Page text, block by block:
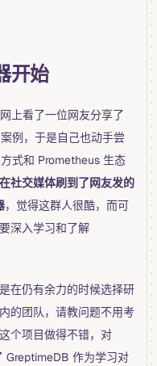
开始
上看了一位网友分享了
例，于是自己也动手尝
式和 Prometheus 生态
社交媒体刷到了网友发的
，觉得这群人很酷，而可
深入学习和了解
在仍有余力的时候选择研
的团队，请教问题不用考
个项目做得不错，对
GreptimeDB 作为学习对